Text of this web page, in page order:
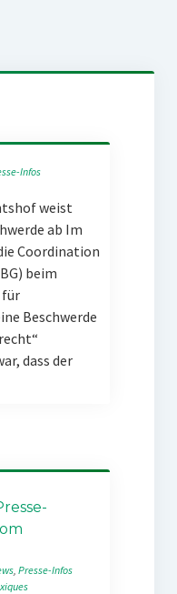
Infos
weist
ab Im
Coordination
beim
für
Beschwerde
dass der
, Presse-Infos